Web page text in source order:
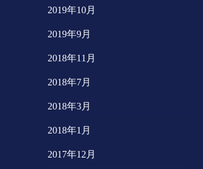
2019年10月
2019年9月
2018年11月
2018年7月
2018年3月
2018年1月
2017年12月